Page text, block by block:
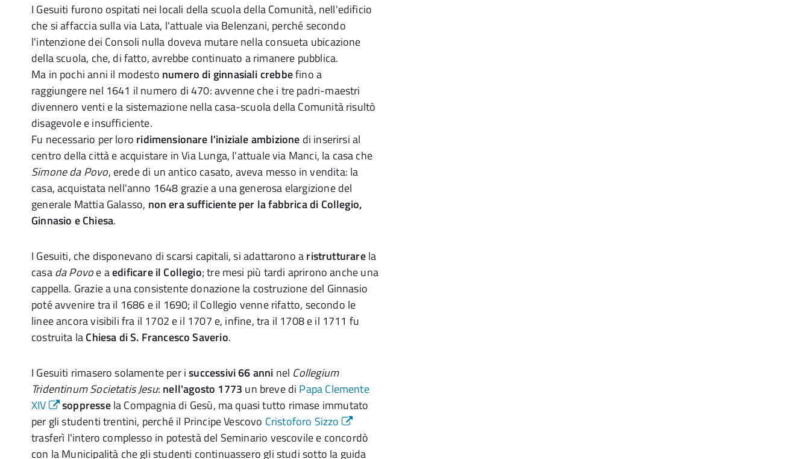
I Gesuiti furono ospitati nei locali della scuola della Comunità, nell'edificio
che si affaccia sulla via Lata, l'attuale via Belenzani, perché secondo
l'intenzione dei Consoli nulla doveva mutare nella consueta ubicazione
della scuola, che, di fatto, avrebbe continuato a rimanere pubblica.
Ma in pochi anni il modesto numero di ginnasiali crebbefino a
raggiungere nel 1641 il numero di 470: avvenne che i tre padri-maestri
divennero venti e la sistemazione nella casa-scuola della Comunità risultò
disagevole e insufficiente.
Fu necessario per loro ridimensionare l'iniziale ambizione di inserirsi al
centro della città e acquistare in Via Lunga, l'attuale via Manci, la casa che
Simone da Povo, erede di un antico casato, aveva messo in vendita: la
casa, acquistata nell'anno 1648 grazie a una generosa elargizione del
generale Mattia Galasso, non era sufficiente per la fabbrica di Collegio,
Ginnasio e Chiesa.
I Gesuiti, che disponevano di scarsi capitali, si adattarono aristrutturarela
casada Povoe aedificare il Collegio; tre mesi più tardi aprirono anche una
cappella. Grazie a una consistente donazione la costruzione del Ginnasio
poté avvenire tra il 1686 e il 1690; il Collegio venne rifatto, secondo le
linee ancora visibili fra il 1702 e il 1707 e, infine, tra il 1708 e il 1711 fu
costruita laChiesa di S. Francesco Saverio.
I Gesuiti rimasero solamente per isuccessivi 66 anni nel Collegium
Tridentinum Societatis Jesu: nell'agosto 1773 un breve di Papa Clemente
XIV
soppressela Compagnia di Gesù, ma quasi tutto rimase immutato
per gli studenti trentini, perché il Principe Vescovo Cristoforo Sizzo
trasferì l'intero complesso in potestà del Seminario vescovile e concordò
con la Municipalità che gli studenti continuassero gli studi sotto la guida